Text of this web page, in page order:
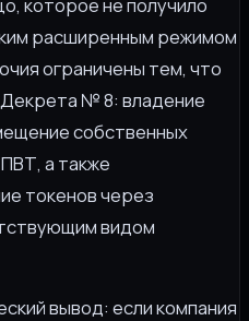
расширенным режимом
ограничены тем, что
Декрета № 8: владение
собственных
а также
токенов через
видом
вывод: если компания